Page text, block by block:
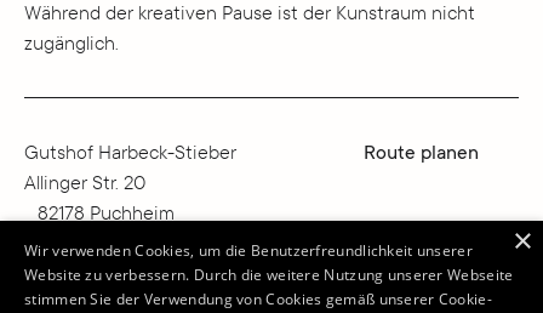
Während der kreativen Pause ist der Kunstraum nicht
zugänglich.
Gutshof Harbeck-Stieber
Allinger Str. 20
82178 Puchheim
Deutschland
info@kunstraumharbeck.de
Route planen
×
Wir verwenden Cookies, um die Benutzerfreundlichkeit unserer
Website zu verbessern. Durch die weitere Nutzung unserer Webseite
stimmen Sie der Verwendung von Cookies gemäß unserer Cookie-